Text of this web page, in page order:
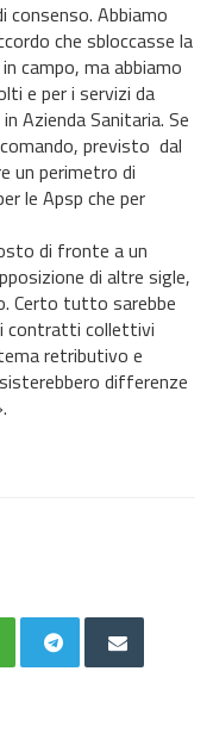
consenso. Abbiamo
che sbloccasse la
campo, ma abbiamo
e per i servizi da
Azienda Sanitaria. Se
previsto dal
un perimetro di
le Apsp che per
di fronte a un
di altre sigle,
Certo tutto sarebbe
i contratti collettivi
retributivo e
differenze